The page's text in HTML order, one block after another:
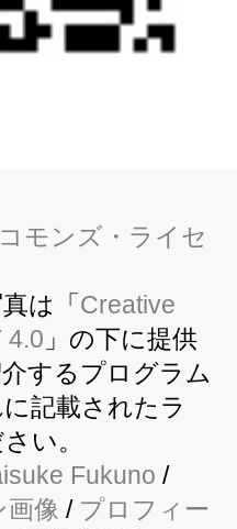
は「Creative
4.0 」の下に提供
するプログラム
記載されたラ
い。
Fukuno /
画像 / プロフィー